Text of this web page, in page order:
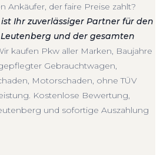
Ankäufer, der faire Preise zahlt?
Ihr zuverlässiger Partner für den
und der gesamten
kaufen Pkw aller Marken, Baujahre
Gebrauchtwagen,
Motorschaden, ohne TÜV
Kostenlose Bewertung,
und sofortige Auszahlung